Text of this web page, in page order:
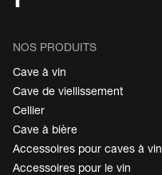
NOS PRODUITS
Cave à vin
Cave de viellissement
Cellier
Cave à bière
Accessoires pour caves à vin
Accessoires pour le vin